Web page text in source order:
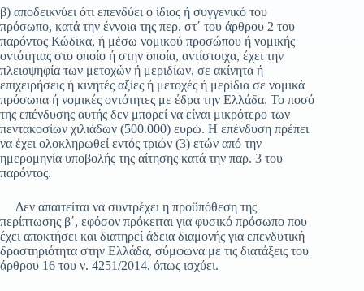
β) αποδεικνύει ότι επενδύει o ίδιος ή συγγενικό του
πρόσωπο, κατά την έννοια της περ. στ΄ του άρθρου 2 του
παρόντος Κώδικα, ή μέσω νομικού προσώπου ή νομικής
οντότητας στο οποίο ή στην οποία, αντίστοιχα, έχει την
πλειοψηφία των μετοχών ή μεριδίων, σε ακίνητα ή
επιχειρήσεις ή κινητές αξίες ή μετοχές ή μερίδια σε νομικά
πρόσωπα ή νομικές οντότητες με έδρα την Ελλάδα. Το ποσό
της επένδυσης αυτής δεν μπορεί να είναι μικρότερο των
πεντακοσίων χιλιάδων (500.000) ευρώ. Η επένδυση πρέπει
να έχει ολοκληρωθεί εντός τριών (3) ετών από την
ημερομηνία υποβολής της αίτησης κατά την παρ. 3 του
παρόντος.
Δεν απαιτείται να συντρέχει η προϋπόθεση της
περίπτωσης β΄, εφόσον πρόκειται για φυσικό πρόσωπο που
έχει αποκτήσει και διατηρεί άδεια διαμονής για επενδυτική
δραστηριότητα στην Ελλάδα, σύμφωνα με τις διατάξεις του
άρθρου 16 του ν. 4251/2014, όπως ισχύει.